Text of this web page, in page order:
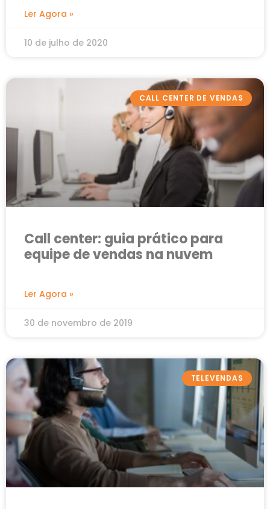
Ler Agora »
10 de julho de 2020
CALL CENTER DE VENDAS
Call center: guia prático para
equipe de vendas na nuvem
Ler Agora »
30 de novembro de 2019
TELEVENDAS